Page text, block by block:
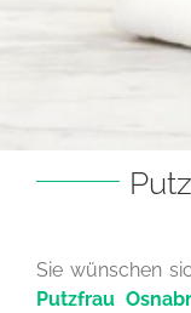
Sie wünschen
Putzfrau